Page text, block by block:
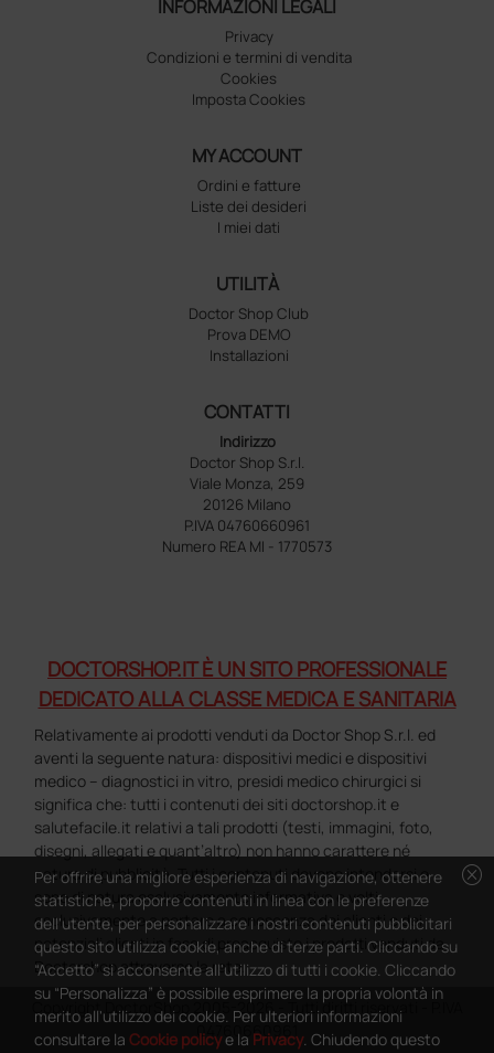
INFORMAZIONI LEGALI
Privacy
Condizioni e termini di vendita
Cookies
Imposta Cookies
MY ACCOUNT
Ordini e fatture
Liste dei desideri
I miei dati
UTILITÀ
Doctor Shop Club
Prova DEMO
Installazioni
CONTATTI
Indirizzo
Doctor Shop S.r.l.
Viale Monza, 259
20126 Milano
P.IVA 04760660961
Numero REA MI - 1770573
DOCTORSHOP.IT È UN SITO PROFESSIONALE
DEDICATO ALLA CLASSE MEDICA E SANITARIA
Relativamente ai prodotti venduti da Doctor Shop S.r.l. ed
aventi la seguente natura: dispositivi medici e dispositivi
medico – diagnostici in vitro, presidi medico chirurgici si
significa che: tutti i contenuti dei siti doctorshop.it e
salutefacile.it relativi a tali prodotti (testi, immagini, foto,
disegni, allegati e quant’altro) non hanno carattere né
natura di pubblicità. Tutti i contenuti devono intendersi e
sono di natura esclusivamente informativa e volti
esclusivamente a portare a conoscenza dei clienti e dei
potenziali clienti in fase di preacquisto i prodotti venduti da
Doctorshop attraverso la rete.
Copyright DoctorShop 2005-2026 - Tutti diritti riservati - P.IVA
04760660961
cancel
Per offrire una migliore esperienza di navigazione, ottenere
statistiche, proporre contenuti in linea con le preferenze
dell'utente, per personalizzare i nostri contenuti pubblicitari
questo sito utilizza cookie, anche di terze parti. Cliccando su
“Accetto” si acconsente all'utilizzo di tutti i cookie. Cliccando
su “Personalizza” è possibile esprimere la propria volontà in
merito all'utilizzo dei cookie. Per ulteriori informazioni
consultare la Cookie policye la Privacy. Chiudendo questo